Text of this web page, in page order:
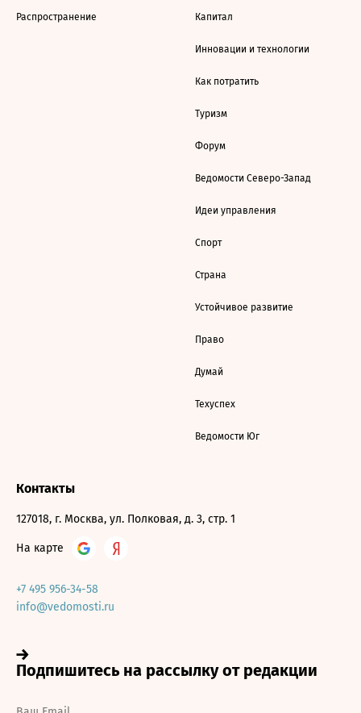
Распространение Капитал
Инновации и технологии
Как потратить
Туризм
Форум
Ведомости Северо-Запад
Идеи управления
Спорт
Страна
Устойчивое развитие
Право
Думай
Техуспех
Ведомости Юг
Контакты
127018, г. Москва, ул. Полковая, д. 3, стр. 1
На карте
+7 495 956-34-58
info@vedomosti.ru